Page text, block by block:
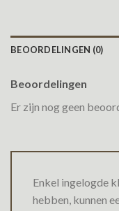
BEOORDELINGEN (0)
Beoordelingen
Er zijn nog geen
Enkel ingelogde
hebben, kunnen